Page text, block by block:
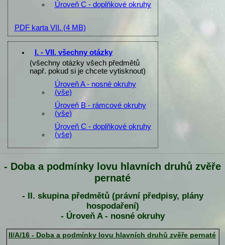
Úroveň C - doplňkové okruhy
PDF karta VII. (4 MB)
I. - VII. všechny otázky
(všechny otázky všech předmětů
např. pokud si je chcete vytisknout)
Úroveň A - nosné okruhy
(vše)
Úroveň B - rámcové okruhy
(vše)
Úroveň C - doplňkové okruhy
(vše)
- Doba a podmínky lovu hlavních druhů zvěře
pernaté
- II. skupina předmětů (právní předpisy, plány
hospodaření)
- Úroveň A - nosné okruhy
II/A/16 - Doba a podmínky lovu hlavních druhů zvěře pernaté